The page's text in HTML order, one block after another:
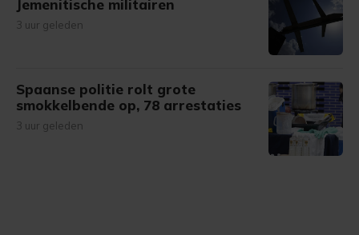
Jemenitische militairen
3 uur geleden
Spaanse politie rolt grote
smokkelbende op, 78 arrestaties
3 uur geleden